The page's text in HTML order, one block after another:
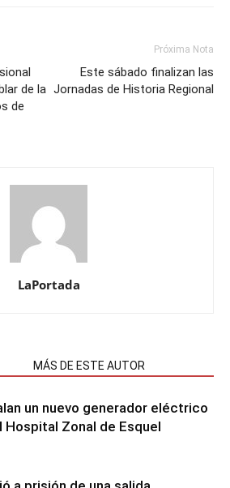
de la
de
Próxima Nota
Este sábado finalizan las
Jornadas de Historia Regional
LaPortada
MÁS DE ESTE AUTOR
un nuevo generador eléctrico
Hospital Zonal de Esquel